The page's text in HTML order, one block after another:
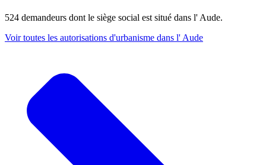
524 demandeurs dont le siège social est situé dans l' Aude.
Voir toutes les autorisations d'urbanisme dans l' Aude